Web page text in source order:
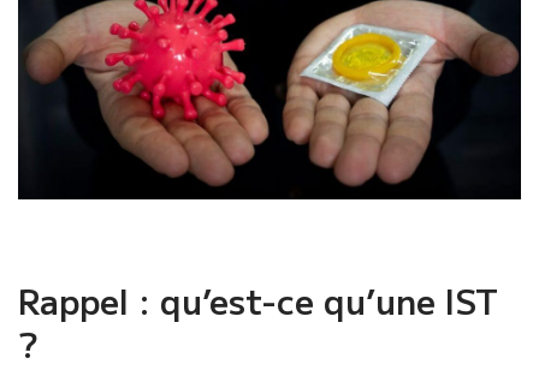
Rappel : qu’est-ce qu’une IST
?